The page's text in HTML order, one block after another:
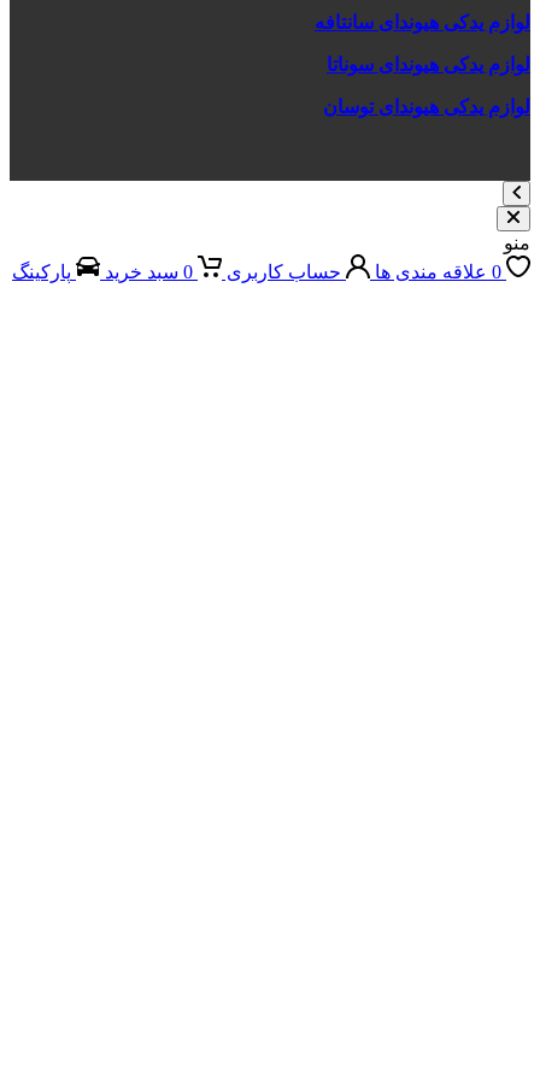
یدکی هیوندای سانتافه
یدکی هیوندای سوناتا
یدکی هیوندای توسان
علاقه مندی ها حساب کاربری 0 سبد خرید پارکینگ